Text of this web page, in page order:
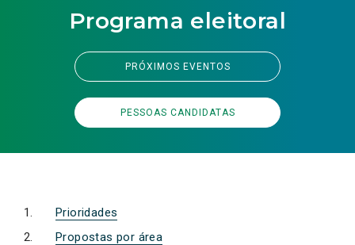
Programa eleitoral
PRÓXIMOS EVENTOS
PESSOAS CANDIDATAS
Prioridades
Propostas por área